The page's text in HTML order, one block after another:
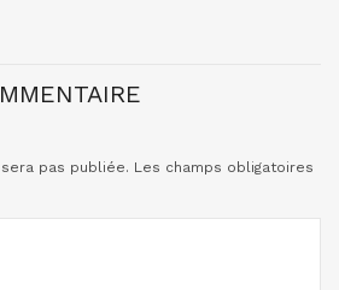
pas publiée. Les champs obligatoires